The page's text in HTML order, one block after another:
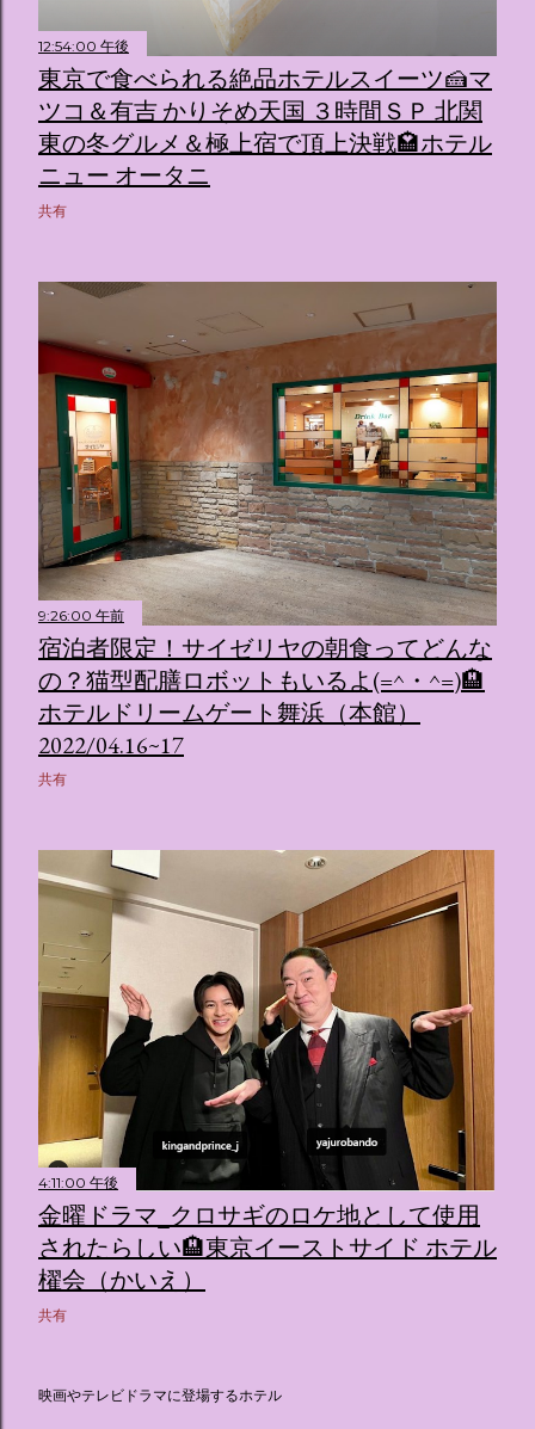
12:54:00 午後
東京で食べられる絶品ホテルスイーツ🍰マ
ツコ＆有吉 かりそめ天国 ３時間ＳＰ 北関
東の冬グルメ＆極上宿で頂上決戦🏩ホテル
ニュー オータニ
共有
9:26:00 午前
宿泊者限定！サイゼリヤの朝食ってどんな
の？猫型配膳ロボットもいるよ(=^・^=)🏨
ホテルドリームゲート舞浜（本館）
2022/04.16~17
共有
4:11:00 午後
金曜ドラマ_クロサギのロケ地として使用
されたらしい🏨東京イーストサイド ホテル
櫂会（かいえ）
共有
映画やテレビドラマに登場するホテル